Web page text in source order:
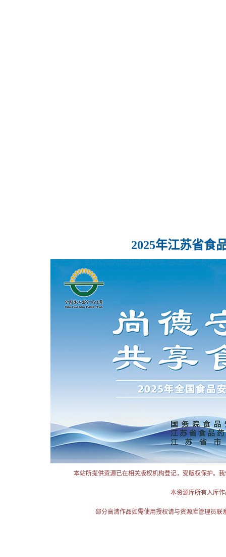
2025年江苏省食
本站所提供资源已在相关版权机构登记，受版权保护。
本资源库所有入库
部分高清作品如需使用授权请与资源库管理员联